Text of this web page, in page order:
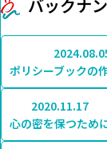
バックナ
ポリシーブックの
2020.11.17
心の密を保つため